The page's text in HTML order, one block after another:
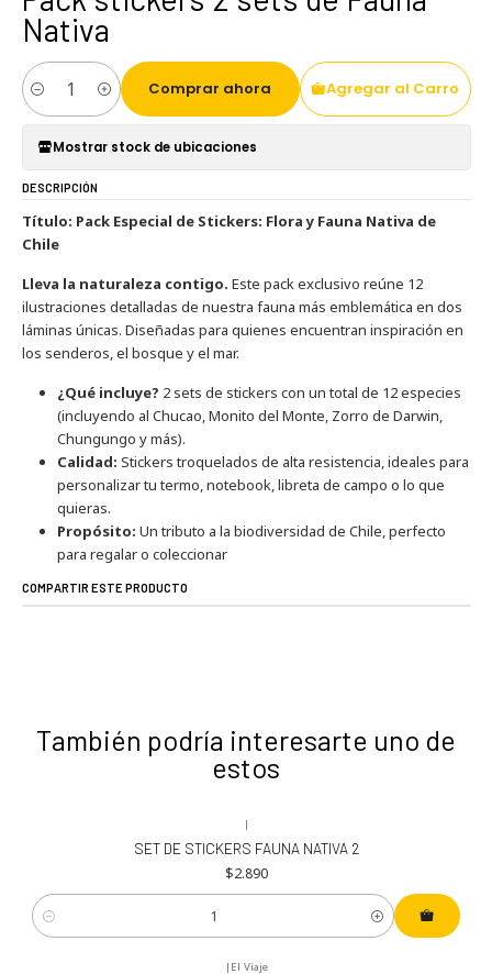
Nativa
Cantidad Agregar al Carro
Comprar ahora
Mostrar stock de ubicaciones
DESCRIPCIÓN
Título: Pack Especial de Stickers: Flora y Fauna Nativa de
Chile
Lleva la naturaleza contigo. Este pack exclusivo reúne 12
ilustraciones detalladas de nuestra fauna más emblemática en dos
láminas únicas. Diseñadas para quienes encuentran inspiración en
los senderos, el bosque y el mar.
¿Qué incluye? 2 sets de stickers con un total de 12 especies
(incluyendo al Chucao, Monito del Monte, Zorro de Darwin,
Chungungo y más).
Calidad: Stickers troquelados de alta resistencia, ideales para
personalizar tu termo, notebook, libreta de campo o lo que
quieras.
Propósito: Un tributo a la biodiversidad de Chile, perfecto
para regalar o coleccionar
COMPARTIR ESTE PRODUCTO
También podría interesarte uno de
estos
|
SET DE STICKERS FAUNA NATIVA 2
$2.890
Cantidad
| El Viaje